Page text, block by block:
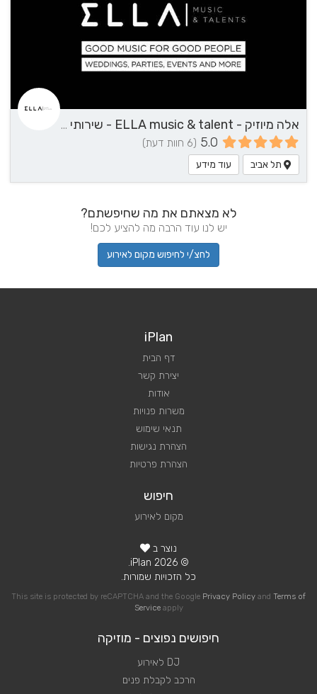
אלה מיוזיק - ELLA music & talent - שירותי מוזיקה
5.0 (6 חוות דעת)
תל אביב עוד מידע
לא מצאתם את מה שחיפשתם?
יש לנו עוד הרבה מה להציע לכם!
לחצ/י לחיפוש מקום לאירוע
iPlan
דף הבית
יצירת קשר
אודות
משרות פנויות
תנאי שימוש
הצהרת נגישות
הצהרת פרטיות
חיפוש
מקום לאירוע
נוצר ב
© 2026 iPlan.
כל הזכויות שמורות.
This site is protected by reCAPTCHA and the Google Privacy Policy and Terms of
Serviceapply
חיפושים נפוצים - מוזיקה
DJ לאירוע
הרכב לקבלת פנים